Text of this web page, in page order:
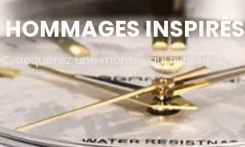
acquérez une montre qui rivalise